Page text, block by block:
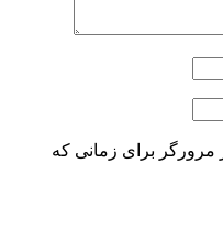
مرورگر برای زمانی که